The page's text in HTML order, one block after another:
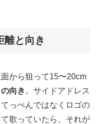
離と向き
から狙って15〜20cm
向き 。サイドアドレス
っぺんではなくロゴの
歌っていたら、それが